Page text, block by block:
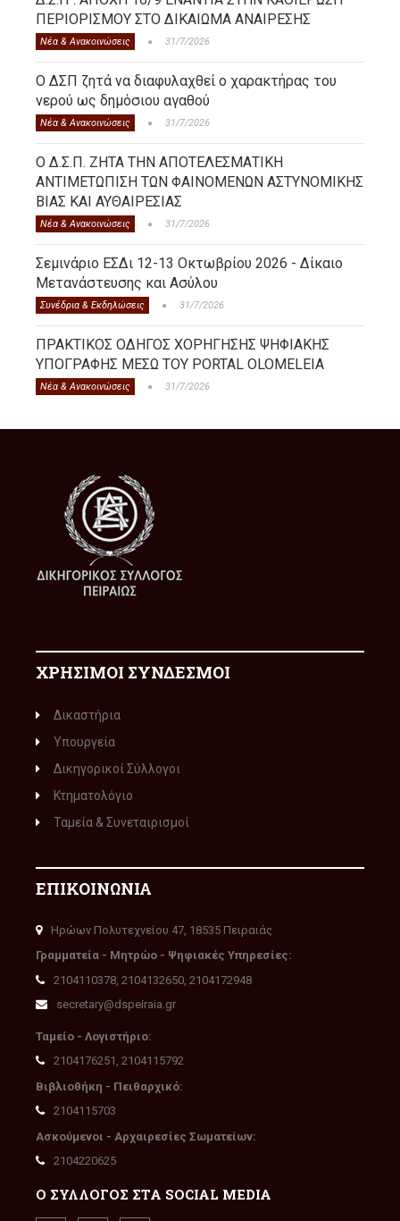
ΠΕΡΙΟΡΙΣΜΟΥ ΣΤΟ ΔΙΚΑΙΩΜΑ ΑΝΑΙΡΕΣΗΣ
Νέα & Ανακοινώσεις 31/7/2026
Ο ΔΣΠ ζητά να διαφυλαχθεί ο χαρακτήρας του
νερού ως δημόσιου αγαθού
Νέα & Ανακοινώσεις 31/7/2026
Ο Δ.Σ.Π. ΖΗΤΑ ΤΗΝ ΑΠΟΤΕΛΕΣΜΑΤΙΚΗ
ΑΝΤΙΜΕΤΩΠΙΣΗ ΤΩΝ ΦΑΙΝΟΜΕΝΩΝ ΑΣΤΥΝΟΜΙΚΗΣ
ΒΙΑΣ ΚΑΙ ΑΥΘΑΙΡΕΣΙΑΣ
Νέα & Ανακοινώσεις 31/7/2026
Σεμινάριο ΕΣΔι 12-13 Οκτωβρίου 2026 - Δίκαιο
Μετανάστευσης και Ασύλου
Συνέδρια & Εκδηλώσεις 31/7/2026
ΠΡΑΚΤΙΚΟΣ ΟΔΗΓΟΣ ΧΟΡΗΓΗΣΗΣ ΨΗΦΙΑΚΗΣ
ΥΠΟΓΡΑΦΗΣ ΜΕΣΩ ΤΟΥ PORTAL OLOMELEIA
Νέα & Ανακοινώσεις 31/7/2026
ΧΡΗΣΙΜΟΙ ΣΥΝΔΕΣΜΟΙ
Δικαστήρια
Υπουργεία
Δικηγορικοί Σύλλογοι
Κτηματολόγιο
Ταμεία & Συνεταιρισμοί
ΕΠΙΚΟΙΝΩΝΙΑ
Ηρώων Πολυτεχνείου 47, 18535 Πειραιάς
Γραμματεία - Μητρώο - Ψηφιακές Υπηρεσίες:
2104110378, 2104132650, 2104172948
secretary@dspeiraia.gr
Ταμείο - Λογιστήριο:
2104176251, 2104115792
Βιβλιοθήκη - Πειθαρχικό:
2104115703
Ασκούμενοι - Αρχαιρεσίες Σωματείων:
2104220625
Ο ΣΥΛΛΟΓΟΣ ΣΤΑ SOCIAL MEDIA